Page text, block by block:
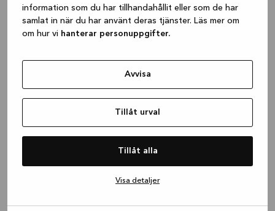
information som du har tillhandahållit eller som de har
samlat in när du har använt deras tjänster. Läs mer om
om hur vi hanterar personuppgifter.
Avvisa
Tillåt urval
Tillåt alla
Visa detaljer
(see the browser console for more
information).